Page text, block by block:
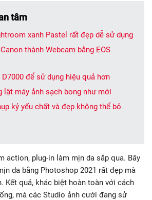
tâm
xanh Pastel rất đẹp dễ sử dụng
thành Webcam bằng EOS
để sử dụng hiệu quả hơn
lật máy ảnh sạch bong như mới
kỷ yếu chất và đẹp không thể bỏ
action, plug-in làm mịn da sắp qua. Bây
da bằng Photoshop 2021 rất đẹp mà
Kết quả, khác biệt hoàn toàn với cách
mà các Studio ảnh cưới đang sử